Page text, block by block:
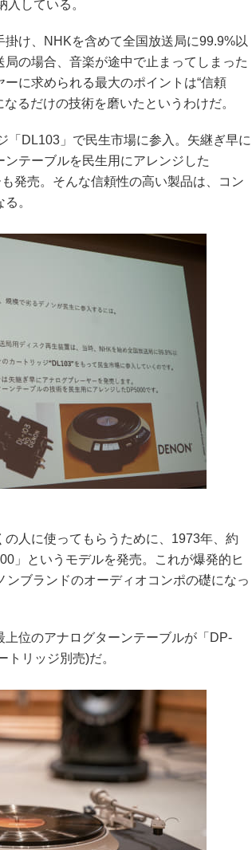
している。
け、NHKを含めて全国放送局に99.9%以
局の場合、音楽が途中で止まってしまった
に求められる最大のポイントは“信頼
るだけの技術を磨いたというわけだ。
「DL103」で民生市場に参入。矢継ぎ早に
テーブルを民生用にアレンジした
発売。そんな信頼性の高い製品は、コン
。
人に使ってもらうために、1973年、約
」というモデルを発売。これが爆発的ヒ
ブランドのオーディオコンポの礎になっ
位のアナログターンテーブルが「DP-
リッジ別売)だ。